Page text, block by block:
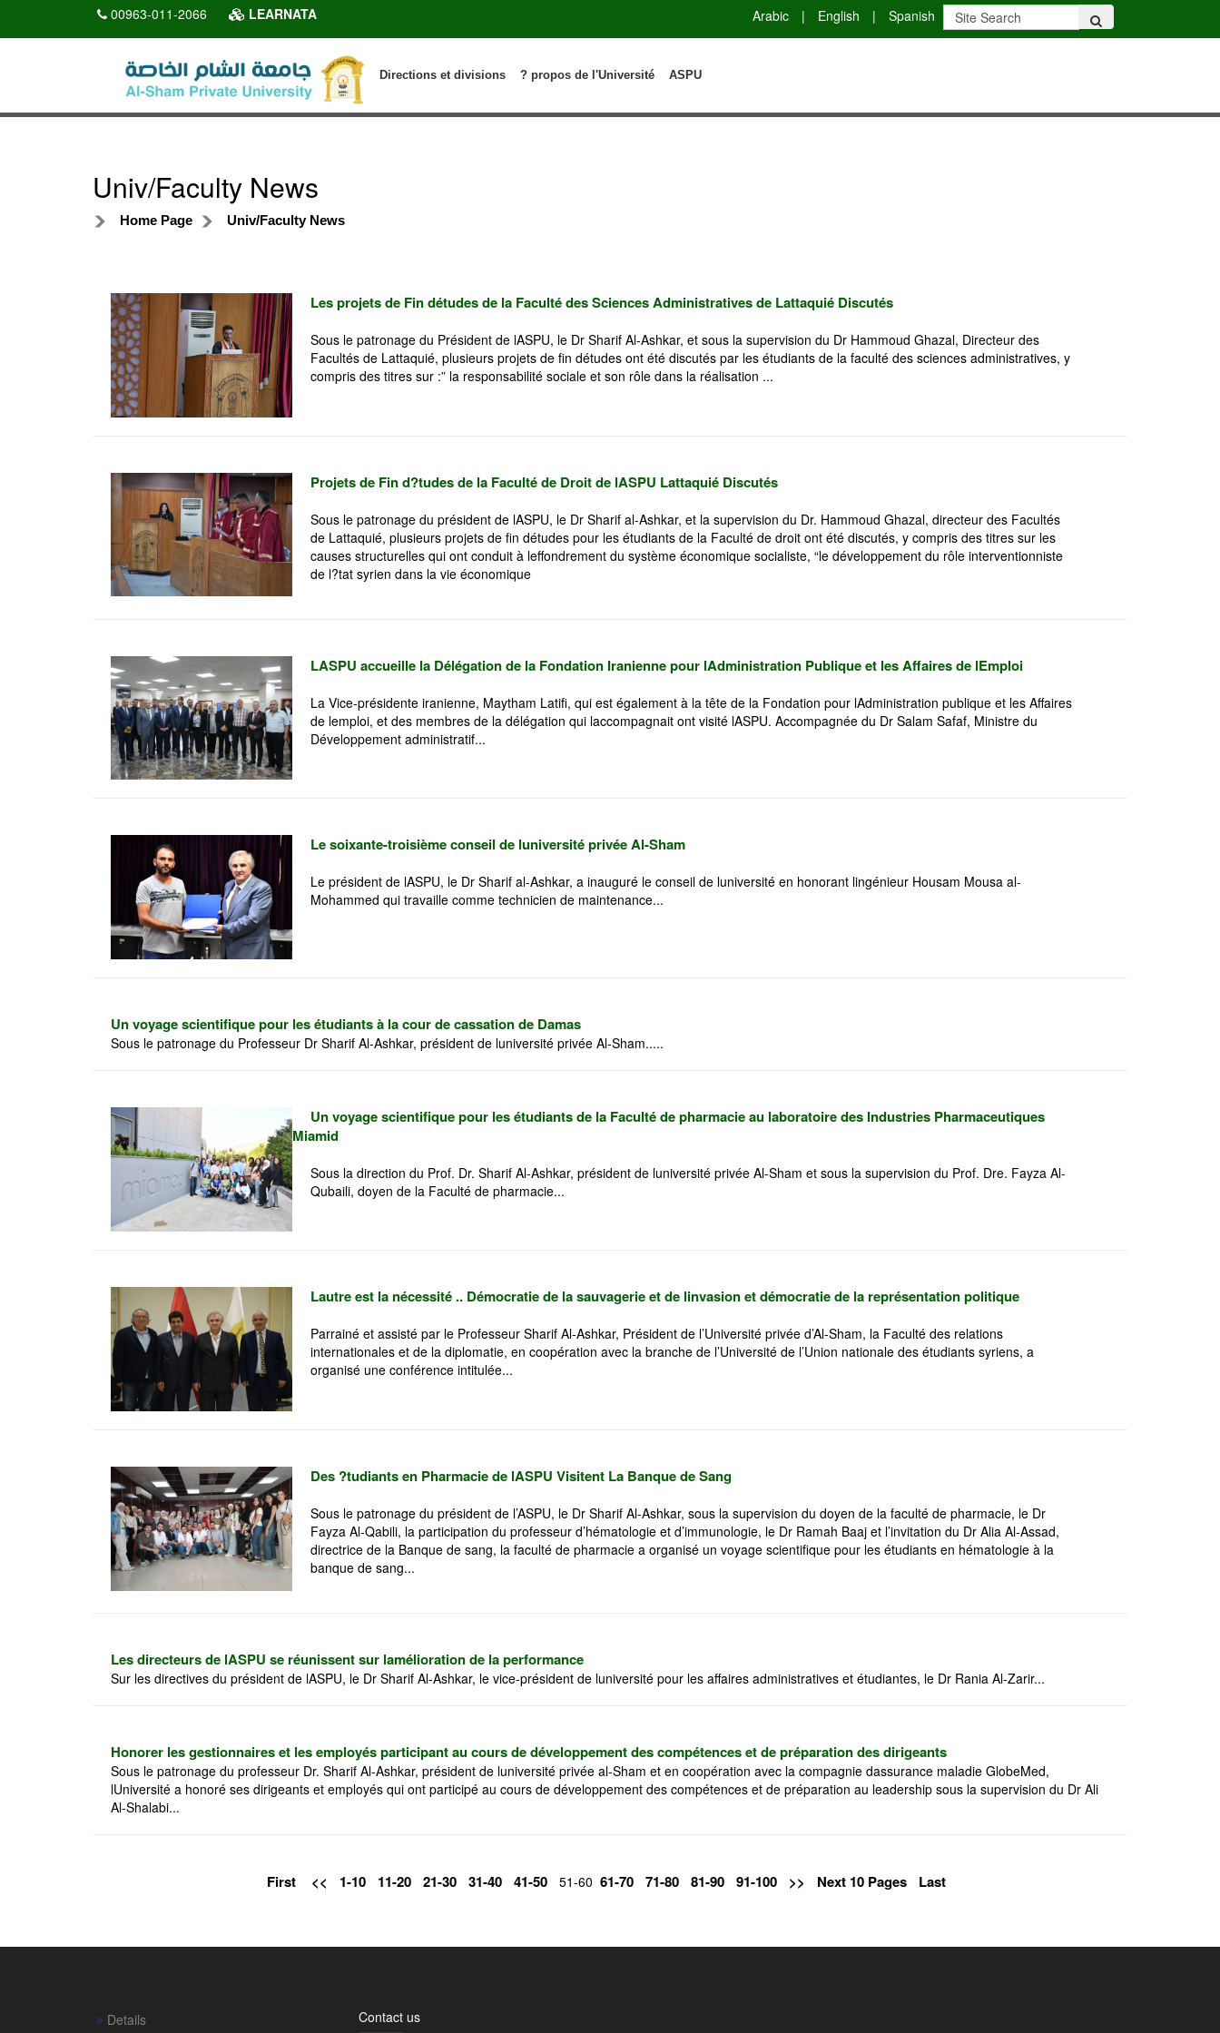
00963-011-2066 LEARNATA Arabic | English | Spanish
ASPU
? propos de l'Université
Directions et divisions
Univ/Faculty News
Home Page Univ/Faculty News
Les projets de Fin détudes de la Faculté des Sciences Administratives de Lattaquié Discutés
Sous le patronage du Président de lASPU, le Dr Sharif Al-Ashkar, et sous la supervision du Dr Hammoud Ghazal, Directeur des
Facultés de Lattaquié, plusieurs projets de fin détudes ont été discutés par les étudiants de la faculté des sciences administratives, y
compris des titres sur :” la responsabilité sociale et son rôle dans la réalisation ...
Projets de Fin d?tudes de la Faculté de Droit de lASPU Lattaquié Discutés
Sous le patronage du président de lASPU, le Dr Sharif al-Ashkar, et la supervision du Dr. Hammoud Ghazal, directeur des Facultés
de Lattaquié, plusieurs projets de fin détudes pour les étudiants de la Faculté de droit ont été discutés, y compris des titres sur les
causes structurelles qui ont conduit à leffondrement du système économique socialiste, “le développement du rôle interventionniste
de l?tat syrien dans la vie économique
LASPU accueille la Délégation de la Fondation Iranienne pour lAdministration Publique et les Affaires de lEmploi
La Vice-présidente iranienne, Maytham Latifi, qui est également à la tête de la Fondation pour lAdministration publique et les Affaires
de lemploi, et des membres de la délégation qui laccompagnait ont visité lASPU. Accompagnée du Dr Salam Safaf, Ministre du
Développement administratif...
Le soixante-troisième conseil de luniversité privée Al-Sham
Le président de lASPU, le Dr Sharif al-Ashkar, a inauguré le conseil de luniversité en honorant lingénieur Housam Mousa al-
Mohammed qui travaille comme technicien de maintenance...
Un voyage scientifique pour les étudiants à la cour de cassation de Damas
Sous le patronage du Professeur Dr Sharif Al-Ashkar, président de luniversité privée Al-Sham.....
Un voyage scientifique pour les étudiants de la Faculté de pharmacie au laboratoire des Industries Pharmaceutiques
Miamid
Sous la direction du Prof. Dr. Sharif Al-Ashkar, président de luniversité privée Al-Sham et sous la supervision du Prof. Dre. Fayza Al-
Qubaili, doyen de la Faculté de pharmacie...
Lautre est la nécessité .. Démocratie de la sauvagerie et de linvasion et démocratie de la représentation politique
Parrainé et assisté par le Professeur Sharif Al-Ashkar, Président de l’Université privée d’Al-Sham, la Faculté des relations
internationales et de la diplomatie, en coopération avec la branche de l’Université de l’Union nationale des étudiants syriens, a
organisé une conférence intitulée...
Des ?tudiants en Pharmacie de lASPU Visitent La Banque de Sang
Sous le patronage du président de l’ASPU, le Dr Sharif Al-Ashkar, sous la supervision du doyen de la faculté de pharmacie, le Dr
Fayza Al-Qabili, la participation du professeur d’hématologie et d’immunologie, le Dr Ramah Baaj et l’invitation du Dr Alia Al-Assad,
directrice de la Banque de sang, la faculté de pharmacie a organisé un voyage scientifique pour les étudiants en hématologie à la
banque de sang...
Les directeurs de lASPU se réunissent sur lamélioration de la performance
Sur les directives du président de lASPU, le Dr Sharif Al-Ashkar, le vice-président de luniversité pour les affaires administratives et étudiantes, le Dr Rania Al-Zarir...
Honorer les gestionnaires et les employés participant au cours de développement des compétences et de préparation des dirigeants
Sous le patronage du professeur Dr. Sharif Al-Ashkar, président de luniversité privée al-Sham et en coopération avec la compagnie dassurance maladie GlobeMed,
lUniversité a honoré ses dirigeants et employés qui ont participé au cours de développement des compétences et de préparation au leadership sous la supervision du Dr Ali
Al-Shalabi...
First << 1-10 11-20 21-30 31-40 41-50 51-60 61-70 71-80 81-90 91-100 >> Next 10 Pages Last
Details Contact us